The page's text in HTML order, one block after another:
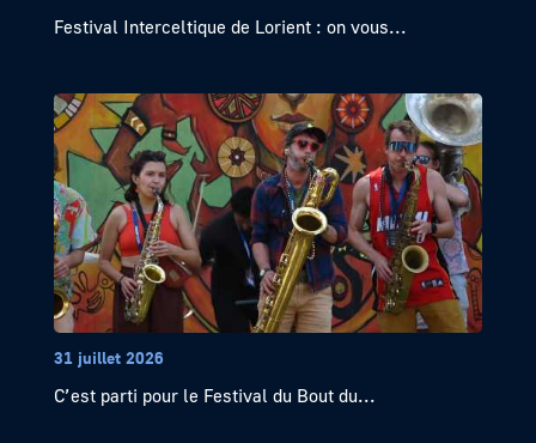
Festival Interceltique de Lorient : on vous...
31 juillet 2026
C’est parti pour le Festival du Bout du...